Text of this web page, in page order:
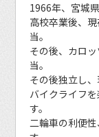
1966年、宮城
高校卒業後、
当。
その後、カロ
当。
その後独立し、
バイクライフ
す。
二輪車の利便